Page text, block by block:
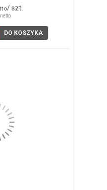
/ szt.
netto
DO KOSZYKA